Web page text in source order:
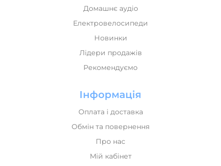
Електровелосипеди
Новинки
Лідери продажів
Рекомендуємо
Оплата і доставка
Обмін та повернення
Про нас
Мій кабінет
Політика конфіденційності